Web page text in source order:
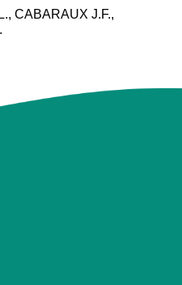
CABARAUX J.F.,